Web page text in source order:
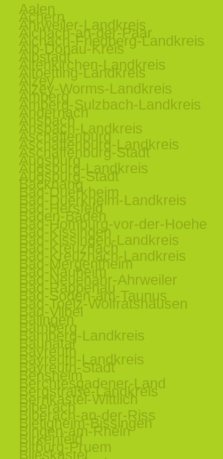
Aalen
Achern
Ahrweiler-Landkreis
Aichach-an-der-Paar
Aichach-Friedberg-Landkreis
Alb-Donau-Kreis
Albstadt
Altenkirchen-Landkreis
Altoetting-Landkreis
Alzey
Alzey-Worms-Landkreis
Amberg
Amberg-Sulzbach-Landkreis
Andernach
Ansbach
Ansbach-Landkreis
Aschaffenburg
Aschaffenburg-Landkreis
Aschaffenburg-Stadt
Augsburg
Augsburg-Landkreis
Augsburg-Stadt
Backnang
Bad-Duerkheim
Bad-Duerkheim-Landkreis
Bad-Hersfeld
Baden-Baden
Bad-Homburg-vor-der-Hoehe
Bad-Kissingen
Bad-Kissingen-Landkreis
Bad-Kreuznach
Bad-Kreuznach-Landkreis
Bad-Mergentheim
Bad-Nauheim
Bad-Neuenahr-Ahrweiler
Bad-Rappenau
Bad-Soden-am-Taunus
Bad-Toelz-Wolfratshausen
Bad-Vilbel
Balingen
Bamberg
Bamberg-Landkreis
Baunatal
Bayreuth
Bayreuth-Landkreis
Bayreuth-Stadt
Bensheim
Berchtesgadener-Land
Bergstraße-Landkreis
Bernkastel-Wittlich
Biberach
Biberach-an-der-Riss
Bietigheim-Bissingen
Bingen-am-Rhein
Birkenfeld
Bitburg-Pruem
Blieskastel